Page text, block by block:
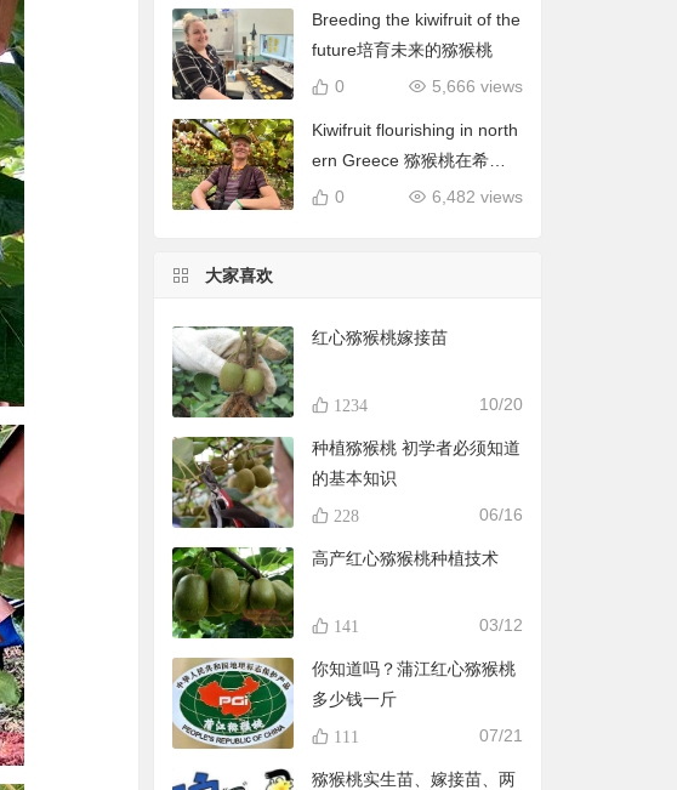
Breeding the kiwifruit of the
future培育未来的猕猴桃
5,666 views
0
Kiwifruit flourishing in north
ern Greece 猕猴桃在希腊
北部蓬勃发展
6,482 views
0
大家喜欢
红心猕猴桃嫁接苗
1234 10/20
种植猕猴桃 初学者必须知道
的基本知识
228 06/16
高产红心猕猴桃种植技术
141 03/12
你知道吗？蒲江红心猕猴桃
多少钱一斤
111 07/21
猕猴桃实生苗、嫁接苗、两